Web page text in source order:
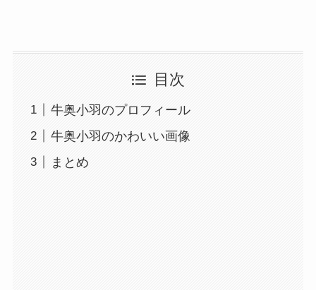
目次
牛奥小羽のプロフィール
牛奥小羽のかわいい画像
まとめ